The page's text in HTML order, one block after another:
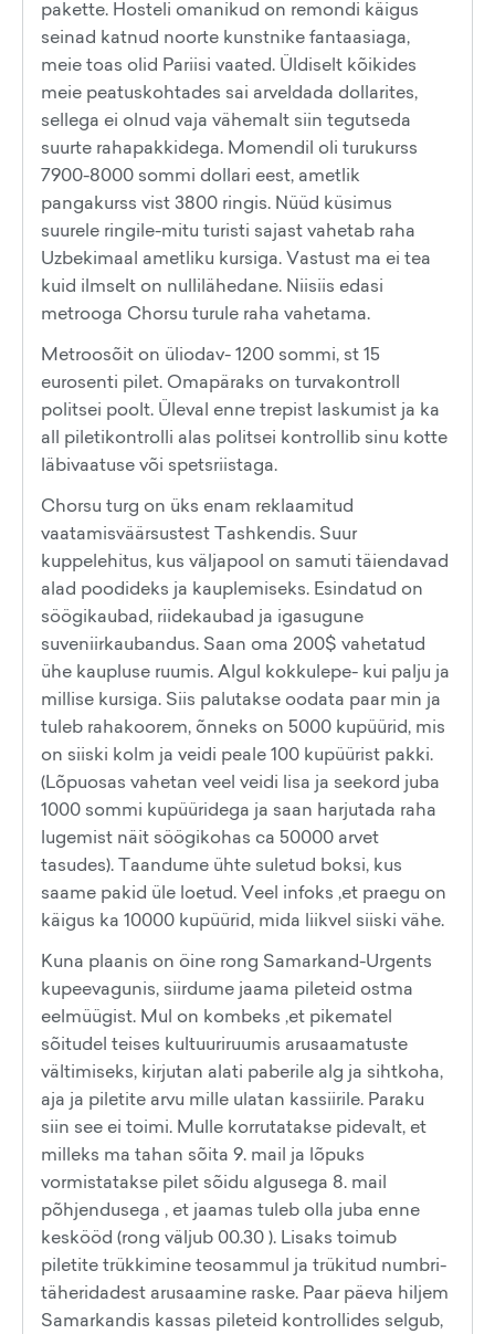
pakette. Hosteli omanikud on remondi käigus
seinad katnud noorte kunstnike fantaasiaga,
meie toas olid Pariisi vaated. Üldiselt kõikides
meie peatuskohtades sai arveldada dollarites,
sellega ei olnud vaja vähemalt siin tegutseda
suurte rahapakkidega. Momendil oli turukurss
7900-8000 sommi dollari eest, ametlik
pangakurss vist 3800 ringis. Nüüd küsimus
suurele ringile-mitu turisti sajast vahetab raha
Uzbekimaal ametliku kursiga. Vastust ma ei tea
kuid ilmselt on nullilähedane. Niisiis edasi
metrooga Chorsu turule raha vahetama.
Metroosõit on üliodav- 1200 sommi, st 15
eurosenti pilet. Omapäraks on turvakontroll
politsei poolt. Üleval enne trepist laskumist ja ka
all piletikontrolli alas politsei kontrollib sinu kotte
läbivaatuse või spetsriistaga.
Chorsu turg on üks enam reklaamitud
vaatamisväärsustest Tashkendis. Suur
kuppelehitus, kus väljapool on samuti täiendavad
alad poodideks ja kauplemiseks. Esindatud on
söögikaubad, riidekaubad ja igasugune
suveniirkaubandus. Saan oma 200$ vahetatud
ühe kaupluse ruumis. Algul kokkulepe- kui palju ja
millise kursiga. Siis palutakse oodata paar min ja
tuleb rahakoorem, õnneks on 5000 kupüürid, mis
on siiski kolm ja veidi peale 100 kupüürist pakki.
(Lõpuosas vahetan veel veidi lisa ja seekord juba
1000 sommi kupüüridega ja saan harjutada raha
lugemist näit söögikohas ca 50000 arvet
tasudes). Taandume ühte suletud boksi, kus
saame pakid üle loetud. Veel infoks ,et praegu on
käigus ka 10000 kupüürid, mida liikvel siiski vähe.
Kuna plaanis on öine rong Samarkand-Urgents
kupeevagunis, siirdume jaama pileteid ostma
eelmüügist. Mul on kombeks ,et pikematel
sõitudel teises kultuuriruumis arusaamatuste
vältimiseks, kirjutan alati paberile alg ja sihtkoha,
aja ja piletite arvu mille ulatan kassiirile. Paraku
siin see ei toimi. Mulle korrutatakse pidevalt, et
milleks ma tahan sõita 9. mail ja lõpuks
vormistatakse pilet sõidu algusega 8. mail
põhjendusega , et jaamas tuleb olla juba enne
keskööd (rong väljub 00.30 ). Lisaks toimub
piletite trükkimine teosammul ja trükitud numbri-
täheridadest arusaamine raske. Paar päeva hiljem
Samarkandis kassas pileteid kontrollides selgub,